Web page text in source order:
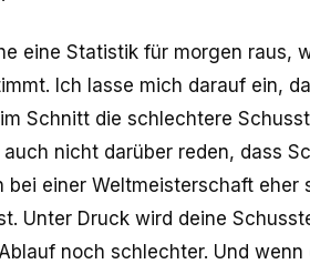
eine Statistik für morgen raus,
Ich lasse mich darauf ein,
Schnitt die schlechtere
nicht darüber reden, dass
bei einer Weltmeisterschaft eher
Unter Druck wird deine
noch schlechter. Und